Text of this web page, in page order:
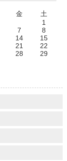
金
土
1
7
8
14
15
21
22
28
29